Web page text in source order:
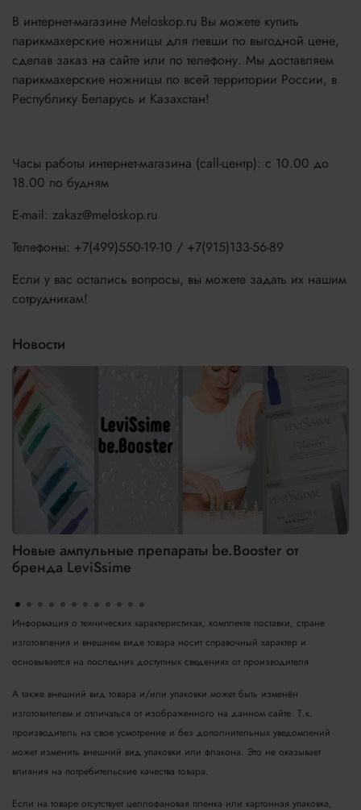
В интернет-магазине Meloskop.ru Вы можете купить
парикмахерские ножницы для левши по выгодной цене,
сделав заказ на сайте или по телефону. Мы доставляем
парикмахерские ножницы по всей территории России, в
Республику Беларусь и Казахстан!
Часы работы интернет-магазина (call-центр): с 10.00 до
18.00 по будням
E-mail: zakaz@meloskop.ru
Телефоны: +7(499)550-19-10 / +7(915)133-56-89
Если у вас остались вопросы, вы можете задать их нашим
сотрудникам!
Новости
Новые ампульные препараты be.Booster от
бренда LeviSsime
Информация о технических характеристиках, комплекте поставки, стране
изготовления и внешнем виде товара носит справочный характер и
основывается на последних доступных сведениях от производителя
А также внешний вид товара и/или упаковки может быть изменён
изготовителем и отличаться от изображенного на данном сайте. Т.к.
производитель на свое усмотрение и без дополнительных уведомлений
может изменить внешний вид упаковки или флакона. Это не оказывает
влияния на потребительские качества товара.
Если на товаре отсутствует целлофановая пленка или картонная упаковка,